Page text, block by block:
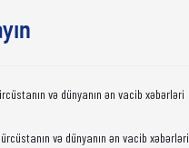
və dünyanın ən vacib xəbərləri
və dünyanın ən vacib xəbərləri